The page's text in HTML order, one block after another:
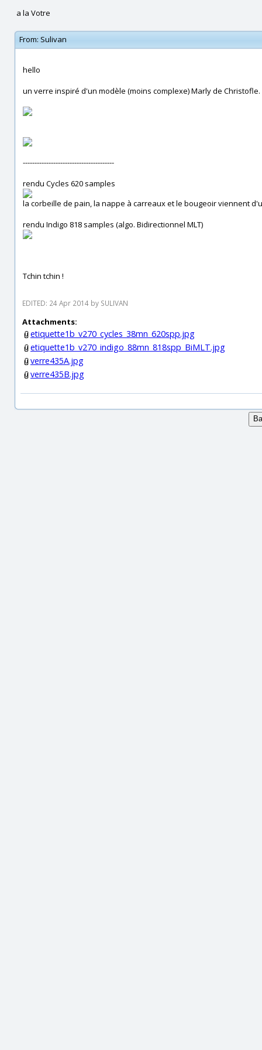
a la Votre
From: Sulivan
hello
un verre inspiré d'un modèle (moins complexe) Marly de Christofle.
---------------------------------------
rendu Cycles 620 samples
la corbeille de pain, la nappe à carreaux et le bougeoir viennent
rendu Indigo 818 samples (algo. Bidirectionnel MLT)
Tchin tchin !
EDITED: 24 Apr 2014 by SULIVAN
Attachments:
etiquette1b_v270_cycles_38mn_620spp.jpg
etiquette1b_v270_indigo_88mn_818spp_BiMLT.jpg
verre435A.jpg
verre435B.jpg